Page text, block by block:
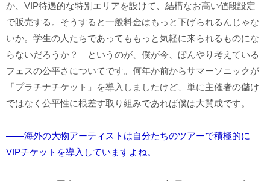
か、VIP待遇的な特別エリアを設けて、結構なお高い値段設定
で販売する。そうすると一般料金はもっと下げられるんじゃな
いか。学生の人たちであってももっと気軽に来られるものにな
らないだろうか？ というのが、僕が今、ぼんやり考えている
フェスの公平さについてです。何年か前からサマーソニックが
「プラチナチケット」を導入しましたけど、単に主催者の儲け
ではなく公平性に根差す取り組みであれば僕は大賛成です。
――海外の大物アーティストは自分たちのツアーで積極的に
VIPチケットを導入していますよね。